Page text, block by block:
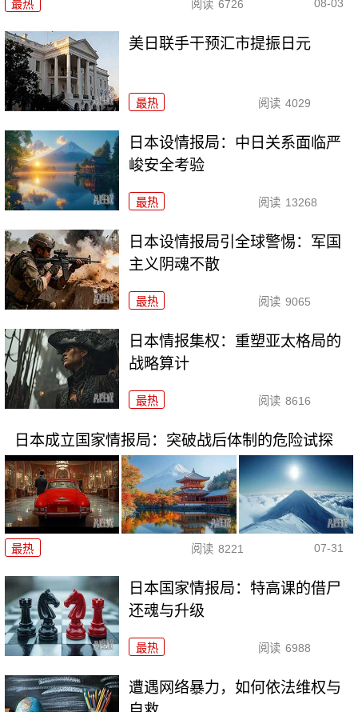
最热 阅读 6726 08-03
美日联手干预汇市提振日元
最热 阅读 4029
日本设情报局：中日关系面临严
峻安全考验
最热 阅读 13268
日本设情报局引全球警惕：军国
主义阴魂不散
最热 阅读 9065
日本情报集权：重塑亚太格局的
战略算计
最热 阅读 8616
日本成立国家情报局：突破战后体制的危险试探
最热 阅读 8221 07-31
日本国家情报局：特高课的借尸
还魂与升级
最热 阅读 6988
遭遇网络暴力，如何依法维权与